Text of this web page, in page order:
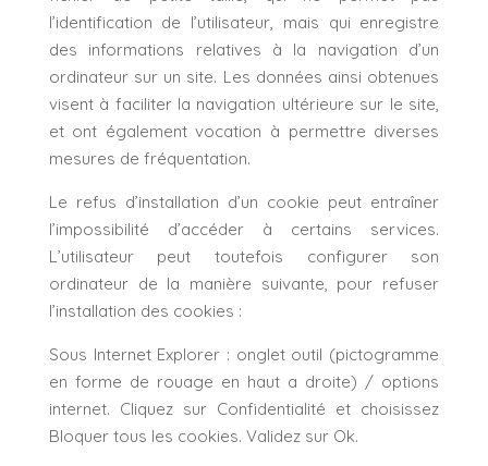
l’identification de l’utilisateur, mais qui enregistre
des informations relatives à la navigation d’un
ordinateur sur un site. Les données ainsi obtenues
visent à faciliter la navigation ultérieure sur le site,
et ont également vocation à permettre diverses
mesures de fréquentation.
Le refus d’installation d’un cookie peut entraîner
l’impossibilité d’accéder à certains services.
L’utilisateur peut toutefois configurer son
ordinateur de la manière suivante, pour refuser
l’installation des cookies :
Sous Internet Explorer : onglet outil (pictogramme
en forme de rouage en haut a droite) / options
internet. Cliquez sur Confidentialité et choisissez
Bloquer tous les cookies. Validez sur Ok.